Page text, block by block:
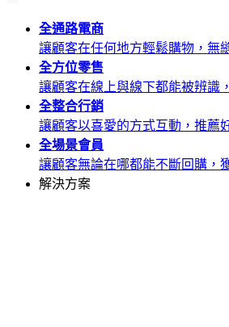
全通路電商
讓顧客在任何地方輕鬆購物，無
全方位零售
讓顧客在線上與線下都能被辨識
全整合行銷
讓顧客以喜愛的方式互動，推薦
全場景會員
讓顧客無論在哪都能不斷回購，
解決方案